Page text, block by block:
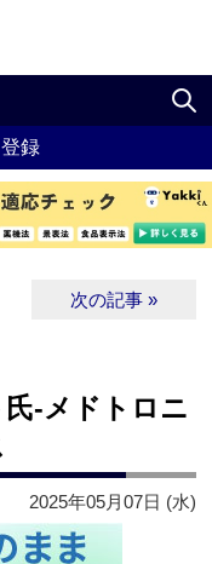
録
次の記事 »
‐メドトロニ
2025年05月07日 (水)